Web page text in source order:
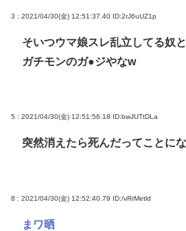
3 : 2021/04/30(金) 12:51:37.40 ID:2rJ6uUZ1p
そいつウマ娘スレ乱立してる奴
ガチモンのガ●ジやなw
5 : 2021/04/30(金) 12:51:56.18 ID:bwJUTtDLa
突然消えたら死んだってことに
8 : 2021/04/30(金) 12:52:40.79 ID:/vRrMetld
まワ晒